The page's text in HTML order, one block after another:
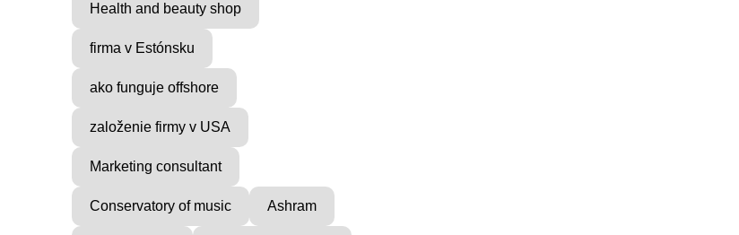
Health and beauty shop
firma v Estónsku
ako funguje offshore
založenie firmy v USA
Marketing consultant
Conservatory of music Ashram